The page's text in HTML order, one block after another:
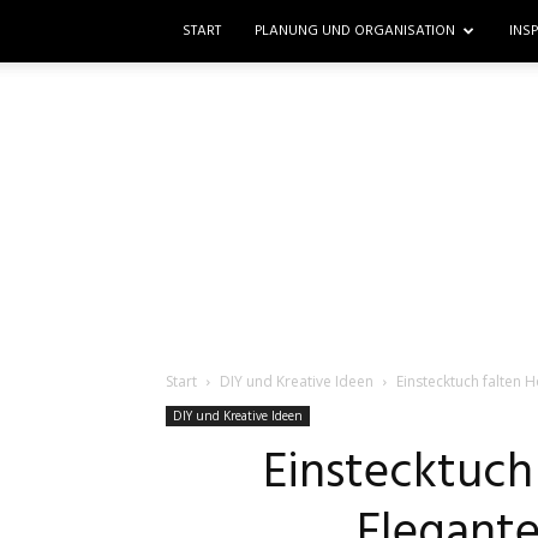
START PLANUNG UND ORGANISATION
Start DIY und Kreative Ideen Einstecktuch falten
DIY und Kreative Ideen